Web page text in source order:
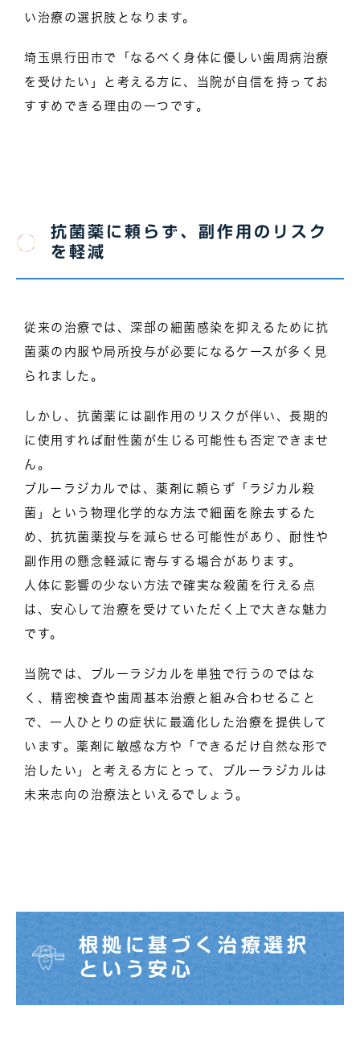
い治療の選択肢となります。
埼玉県行田市で「なるべく身体に優しい歯周病治療
を受けたい」と考える方に、当院が自信を持ってお
すすめできる理由の一つです。
抗菌薬に頼らず、副作用のリスク
を軽減
従来の治療では、深部の細菌感染を抑えるために抗
菌薬の内服や局所投与が必要になるケースが多く見
られました。
しかし、抗菌薬には副作用のリスクが伴い、長期的
に使用すれば耐性菌が生じる可能性も否定できませ
ん。
ブルーラジカルでは、薬剤に頼らず「ラジカル殺
菌」という物理化学的な方法で細菌を除去するた
め、抗抗菌薬投与を減らせる可能性があり、耐性や
副作用の懸念軽減に寄与する場合があります。
人体に影響の少ない方法で確実な殺菌を行える点
は、安心して治療を受けていただく上で大きな魅力
です。
当院では、ブルーラジカルを単独で行うのではな
く、精密検査や歯周基本治療と組み合わせること
で、一人ひとりの症状に最適化した治療を提供して
います。薬剤に敏感な方や「できるだけ自然な形で
治したい」と考える方にとって、ブルーラジカルは
未来志向の治療法といえるでしょう。
根拠に基づく治療選択
という安心